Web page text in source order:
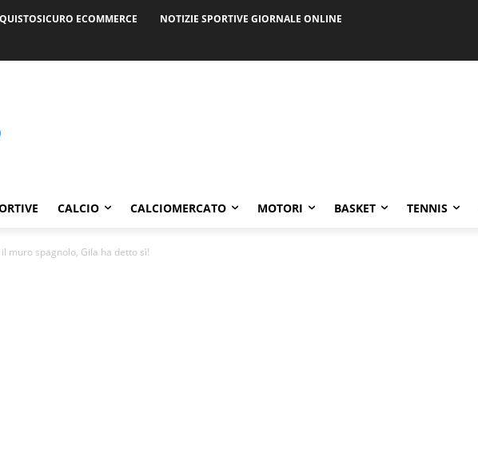
ECOMMERCE NOTIZIE SPORTIVE GIORNALE ONLINE
CALCIO CALCIOMERCATO MOTORI BASKET TENNIS
muro spagnolo, Gila ha detto sì!